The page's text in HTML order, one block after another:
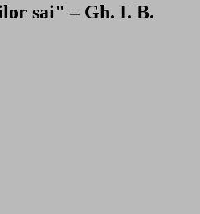
sai" – Gh. I. B.